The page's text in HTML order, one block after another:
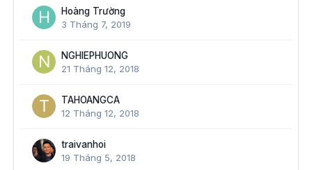
Hoàng Trường
3 Tháng 7, 2019
NGHIEPHUONG
21 Tháng 12, 2018
TAHOANGCA
12 Tháng 12, 2018
traivanhoi
19 Tháng 5, 2018